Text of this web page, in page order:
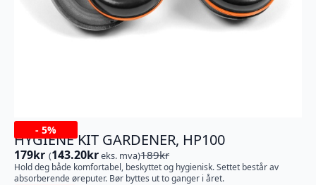
- 5%
HYGIENE KIT GARDENER, HP100
189kr
Opprinnelig
pris
179kr
Nåværende
pris
(143.20kreks. mva)
Hold deg både komfortabel, beskyttet og hygienisk. Settet består av
absorberende øreputer. Bør byttes ut to ganger i året.